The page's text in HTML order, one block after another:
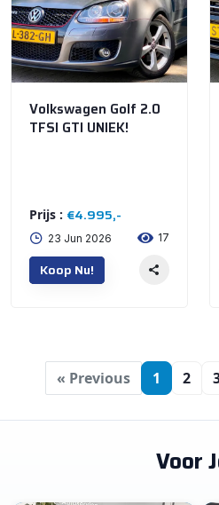
Volkswagen Golf 2.0
TFSI GTI UNIEK!
Prijs : €4.995,-
23 Jun 2026 17
Koop Nu!
« Previous 1 2
Voor